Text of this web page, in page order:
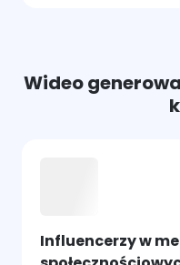
Wideo
Influencerzy w